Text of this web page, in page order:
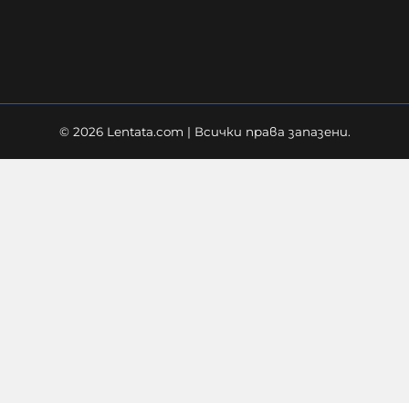
© 2026 Lentata.com | Всички права запазени.